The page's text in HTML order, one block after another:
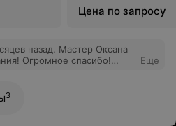
Цена по запросу
назад. Мастер Оксана
Огромное спасибо!
Еще
3